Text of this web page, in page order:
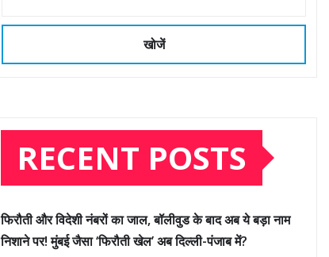
खोजें
RECENT POSTS
फिरौती और विदेशी नंबरों का जाल, बॉलीवुड के बाद अब ये बड़ा नाम
निशाने पर! मुंबई जैसा ‘फिरौती खेल’ अब दिल्ली-पंजाब में?